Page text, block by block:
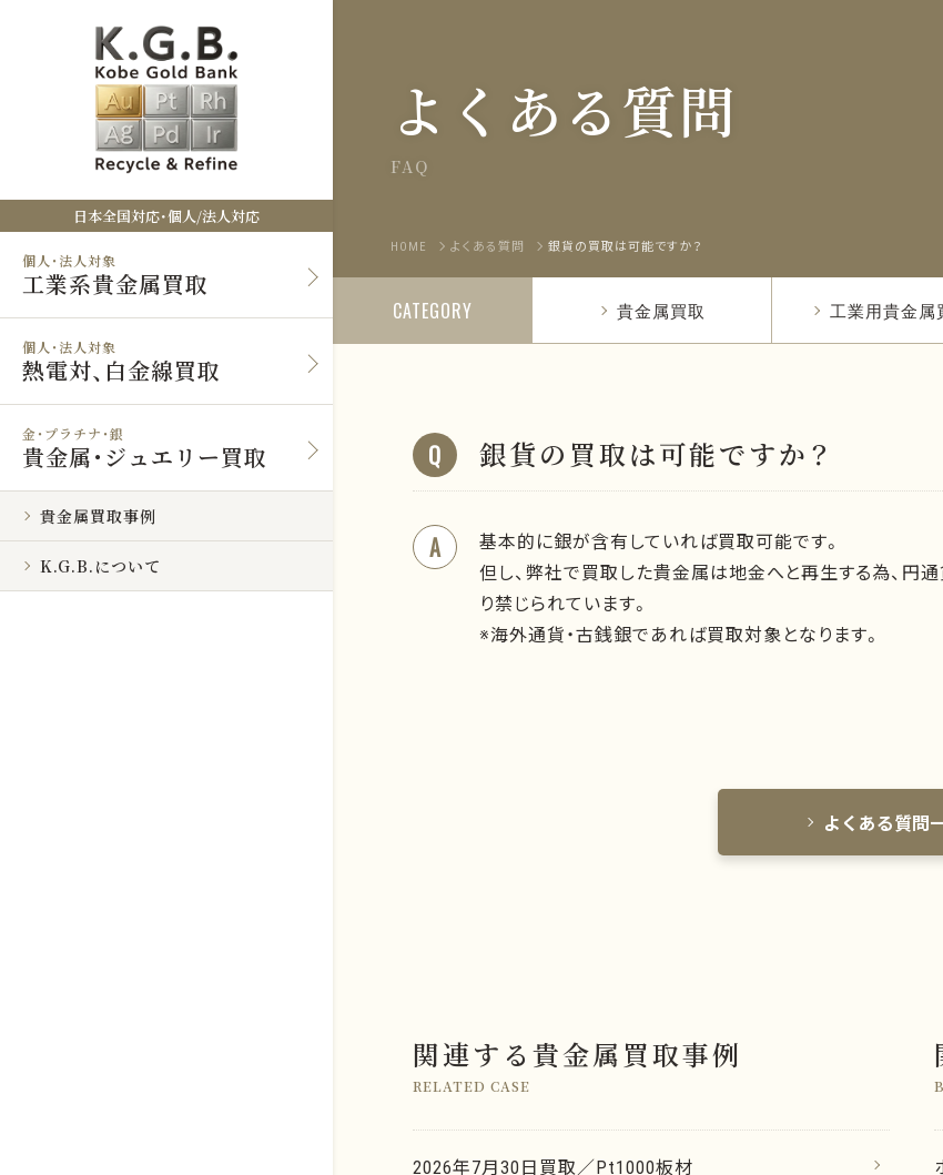
日本全国対応・個人/法人対応
個人・法人対象
工業系貴金属買取
個人・法人対象
熱電対、白金線買取
金・プラチナ・銀
貴金属・ジュエリー買取
貴金属買取事例
K.G.B.について
よくある質問
FAQ
HOME よくある質問 銀貨の買取は可能ですか？
CATEGORY 貴金属買取 工業用貴金属
銀貨の買取は可能ですか？
基本的に銀が含有していれば買取可能です。
但し、弊社で買取した貴金属は地金へと再生する為、円
り禁じられています。
※海外通貨・古銭銀であれば買取対象となります。
よくある質問
関連する貴金属買取事例
RELATED CASE
2026年7月30日買取／Pt1000板材